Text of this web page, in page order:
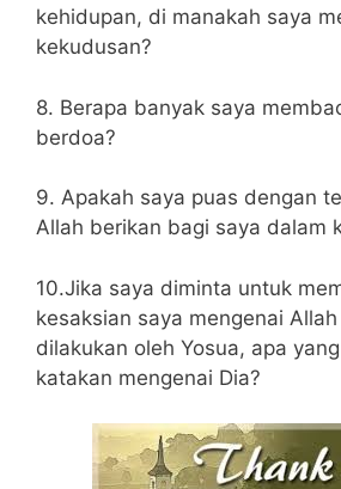
kehidupan, di manakah saya
kekudusan?
8. Berapa banyak saya
berdoa?
9. Apakah saya puas dengan
Allah berikan bagi saya dalam
10.Jika saya diminta untuk
kesaksian saya mengenai
dilakukan oleh Yosua, apa
katakan mengenai Dia?